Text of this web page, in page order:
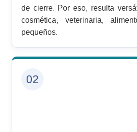
de cierre. Por eso, resulta
cosmética, veterinaria,
pequeños.
02